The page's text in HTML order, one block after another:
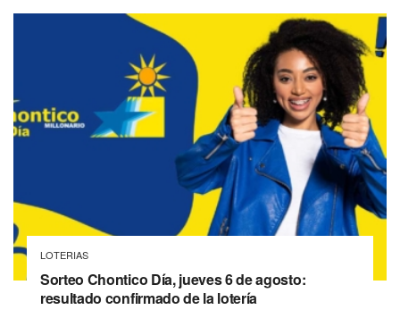
LOTERIAS
Sorteo Chontico Día, jueves 6 de agosto:
resultado confirmado de la lotería